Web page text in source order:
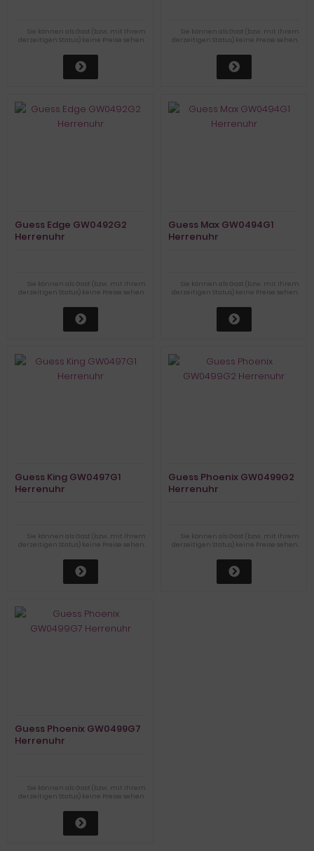
Sie können als Gast (bzw. mit Ihrem
derzeitigen Status) keine Preise sehen.
Sie können als Gast (bzw. mit Ihrem
derzeitigen Status) keine Preise sehen.
Guess Edge GW0492G2
Herrenuhr
Sie können als Gast (bzw. mit Ihrem
derzeitigen Status) keine Preise sehen.
Guess Max GW0494G1
Herrenuhr
Sie können als Gast (bzw. mit Ihrem
derzeitigen Status) keine Preise sehen.
Guess King GW0497G1
Herrenuhr
Sie können als Gast (bzw. mit Ihrem
derzeitigen Status) keine Preise sehen.
Guess Phoenix GW0499G2
Herrenuhr
Sie können als Gast (bzw. mit Ihrem
derzeitigen Status) keine Preise sehen.
Guess Phoenix GW0499G7
Herrenuhr
Sie können als Gast (bzw. mit Ihrem
derzeitigen Status) keine Preise sehen.